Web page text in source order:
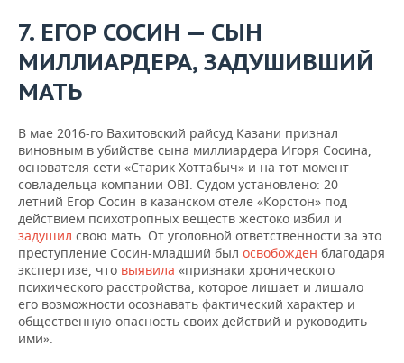
7. ЕГОР СОСИН — СЫН
МИЛЛИАРДЕРА, ЗАДУШИВШИЙ
МАТЬ
В мае 2016-го Вахитовский райсуд Казани признал
виновным в убийстве сына миллиардера Игоря Сосина,
основателя сети «Старик Хоттабыч» и на тот момент
совладельца компании OBI. Судом установлено: 20-
летний Егор Сосин в казанском отеле «Корстон» под
действием психотропных веществ жестоко избил и
задушил свою мать. От уголовной ответственности за это
преступление Сосин-младший был освобожден благодаря
экспертизе, что выявила «признаки хронического
психического расстройства, которое лишает и лишало
его возможности осознавать фактический характер и
общественную опасность своих действий и руководить
ими».